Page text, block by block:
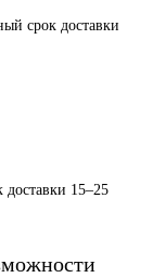
срок доставки
15–25